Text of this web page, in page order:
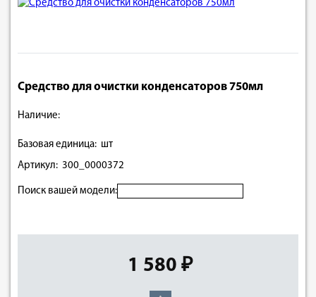
Средство для очистки конденсаторов 750мл
Наличие:
Базовая единица: шт
Артикул: 300_0000372
Поиск вашей модели:
1 580 ₽